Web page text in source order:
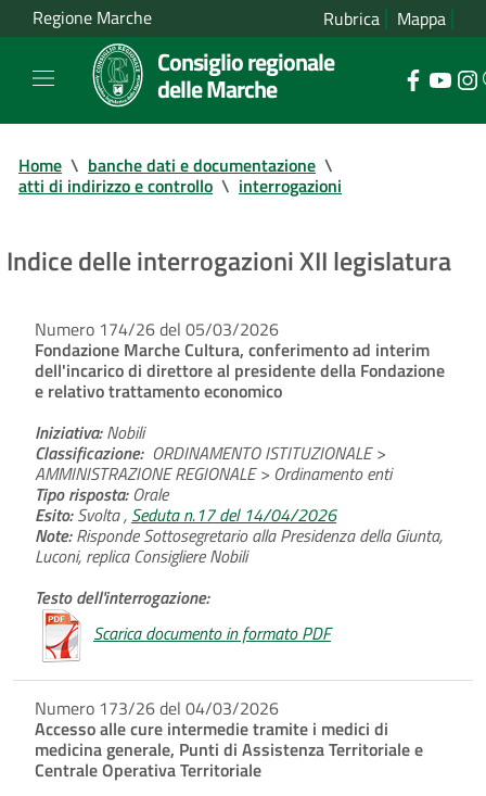
Regione Marche Rubrica Mappa
Consiglio regionale
delle Marche
Home \ banche dati e documentazione \
atti di indirizzo e controllo \ interrogazioni
Indice delle interrogazioni XII legislatura
Numero 174/26 del 05/03/2026
Fondazione Marche Cultura, conferimento ad interim
dell'incarico di direttore al presidente della Fondazione
e relativo trattamento economico
Iniziativa:Nobili
Classificazione: ORDINAMENTO ISTITUZIONALE >
AMMINISTRAZIONE REGIONALE > Ordinamento enti
Tipo risposta:Orale
Esito:Svolta , Seduta n.17 del 14/04/2026
Note:Risponde Sottosegretario alla Presidenza della Giunta,
Luconi, replica Consigliere Nobili
Testo dell'interrogazione:
Scarica documento in formato PDF
Numero 173/26 del 04/03/2026
Accesso alle cure intermedie tramite i medici di
medicina generale, Punti di Assistenza Territoriale e
Centrale Operativa Territoriale